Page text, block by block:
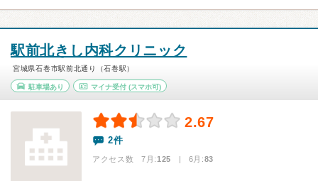
駅前北きし内科クリニック
宮城県石巻市駅前北通り（石巻駅）
駐車場あり マイナ受付(スマホ可)
2.67
2件
アクセス数 7月:125 | 6月:83